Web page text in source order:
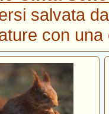
salvata
con